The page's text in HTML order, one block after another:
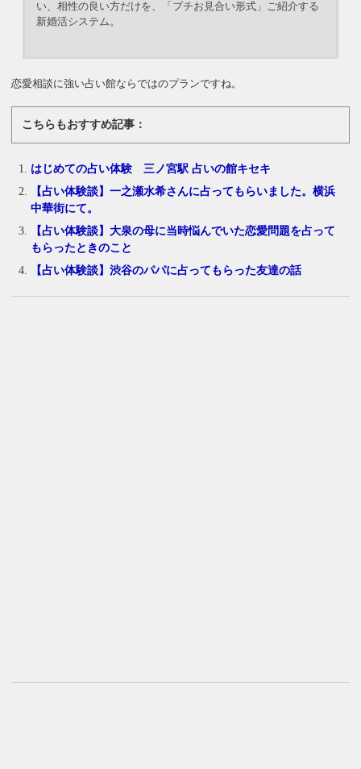
い、相性の良い方だけを、「プチお見合い形式」ご紹介する
新婚活システム。
恋愛相談に強い占い館ならではのプランですね。
こちらもおすすめ記事：
はじめての占い体験 三ノ宮駅 占いの館キセキ
【占い体験談】一之瀬水希さんに占ってもらいました。横浜
中華街にて。
【占い体験談】大泉の母に当時悩んでいた恋愛問題を占って
もらったときのこと
【占い体験談】渋谷のパパに占ってもらった友達の話